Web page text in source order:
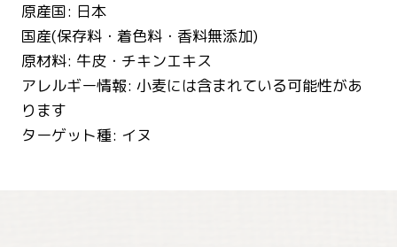
原産国: 日本
国産(保存料・着色料・香料無添加)
原材料: 牛皮・チキンエキス
アレルギー情報: 小麦には含まれている可能性があ
ります
ターゲット種: イヌ